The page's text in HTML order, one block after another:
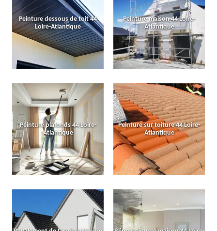
Peinture dessous de toit 44
Loire-Atlantique
Peinture maison 44 Loire-
Atlantique
Peinture plafonds 44 Loire-
Atlantique
Peinture sur toiture 44 Loire-
Atlantique